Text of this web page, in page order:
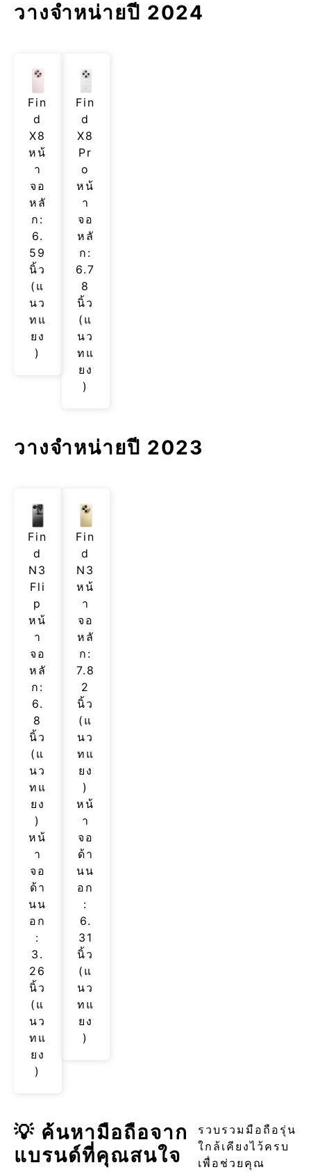
วางจำหน่ายปี 2024
Fin
d
X8
หน้
า
จอ
หลั
ก:
6.
59
นิ้ว
(แ
นว
ทแ
ยง
)
Fin
d
X8
Pr
o
หน้
า
จอ
หลั
ก:
6.7
8
นิ้ว
(แ
นว
ทแ
ยง
)
วางจำหน่ายปี 2023
Fin
d
N3
Fli
p
หน้
า
จอ
หลั
ก:
6.
8
นิ้ว
(แ
นว
ทแ
ยง
)
หน้
า
จอ
ด้า
นน
อก
:
3.
26
นิ้ว
(แ
นว
ทแ
ยง
)
Fin
d
N3
หน้
า
จอ
หลั
ก:
7.8
2
นิ้ว
(แ
นว
ทแ
ยง
)
หน้
า
จอ
ด้า
นน
อก
:
6.
31
นิ้ว
(แ
นว
ทแ
ยง
)
💡 ค้นหามือถือจาก
แบรนด์ที่คุณสนใจ
รวบรวมมือถือรุ่น
ใกล้เคียงไว้ครบ
เพื่อช่วยคุณ